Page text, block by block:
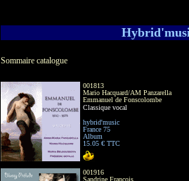
Sommaire catalogue
001813
Mario Hacquard/AM Panzarella
Emmanuel de Fonscolombe
Classique vocal
hybrid'music
France 75
Album
15.05 € TTC
001916
Sandrine François